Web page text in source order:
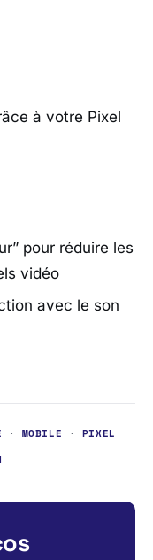
à votre Pixel
pour réduire les
vidéo
avec le son
· MOBILE · PIXEL